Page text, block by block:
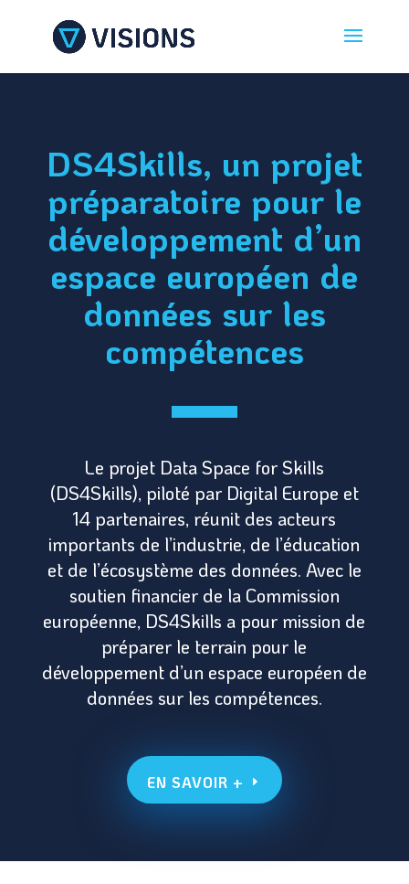
DS4Skills, un projet
préparatoire pour le
développement d’un
espace européen de
données sur les
compétences
Le projet Data Space for Skills
(DS4Skills), piloté par Digital Europe et
14 partenaires, réunit des acteurs
importants de l’industrie, de l’éducation
et de l’écosystème des données. Avec le
soutien financier de la Commission
européenne, DS4Skills a pour mission de
préparer le terrain pour le
développement d’un espace européen de
données sur les compétences.
EN SAVOIR +